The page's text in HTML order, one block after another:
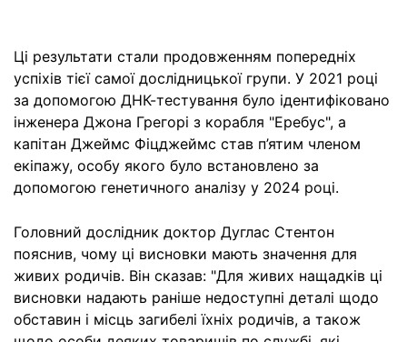
Ці результати стали продовженням попередніх
успіхів тієї самої дослідницької групи. У 2021 році
за допомогою ДНК-тестування було ідентифіковано
інженера Джона Грегорі з корабля "Еребус", а
капітан Джеймс Фіцджеймс став п’ятим членом
екіпажу, особу якого було встановлено за
допомогою генетичного аналізу у 2024 році.
Головний дослідник доктор Дуглас Стентон
пояснив, чому ці висновки мають значення для
живих родичів. Він сказав: "Для живих нащадків ці
висновки надають раніше недоступні деталі щодо
обставин і місць загибелі їхніх родичів, а також